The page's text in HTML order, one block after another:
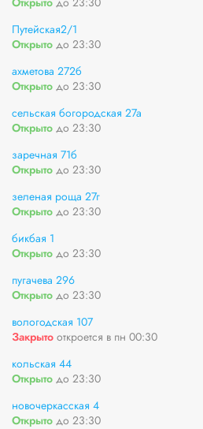
Путейская2/1
Открыто до 23:30
ахметова 272б
Открыто до 23:30
сельская богородская 27а
Открыто до 23:30
заречная 71б
Открыто до 23:30
зеленая роща 27г
Открыто до 23:30
бикбая 1
Открыто до 23:30
пугачева 296
Открыто до 23:30
вологодская 107
Закрыто откроется в пн 00:30
кольская 44
Открыто до 23:30
новочеркасская 4
Открыто до 23:30